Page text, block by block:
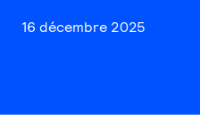
16 décembre 2025